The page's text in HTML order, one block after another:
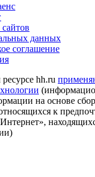
данных
соглашение
hh.ru
на основе
к